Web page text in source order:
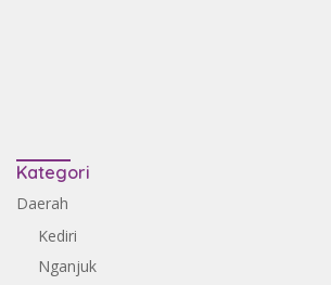
Kategori
Daerah
Kediri
Nganjuk